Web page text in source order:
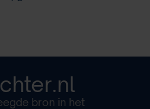
bron in het